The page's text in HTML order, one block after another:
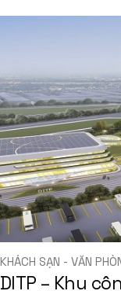
KHÁCH SẠN - VĂN
DITP – Khu